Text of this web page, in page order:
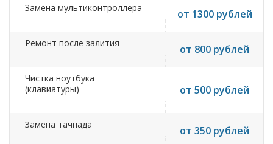
Замена мультиконтроллера от 1300 рублей
Ремонт после залития от 800 рублей
Чистка ноутбука
(клавиатуры)
от 500 рублей
Замена тачпада от 350 рублей